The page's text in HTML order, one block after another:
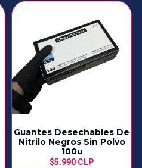
Guantes Desechables De
Nitrilo Negros Sin Polvo
100u
$5.990 CLP